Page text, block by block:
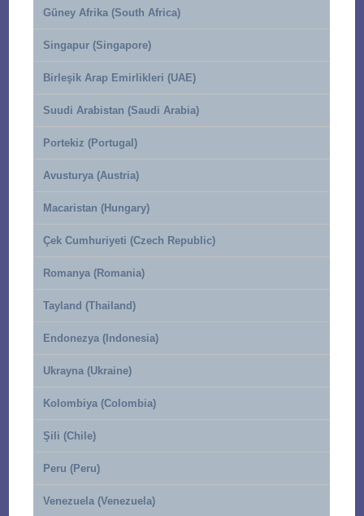
Güney Afrika (South Africa)
Singapur (Singapore)
Birleşik Arap Emirlikleri (UAE)
Suudi Arabistan (Saudi Arabia)
Portekiz (Portugal)
Avusturya (Austria)
Macaristan (Hungary)
Çek Cumhuriyeti (Czech Republic)
Romanya (Romania)
Tayland (Thailand)
Endonezya (Indonesia)
Ukrayna (Ukraine)
Kolombiya (Colombia)
Şili (Chile)
Peru (Peru)
Venezuela (Venezuela)